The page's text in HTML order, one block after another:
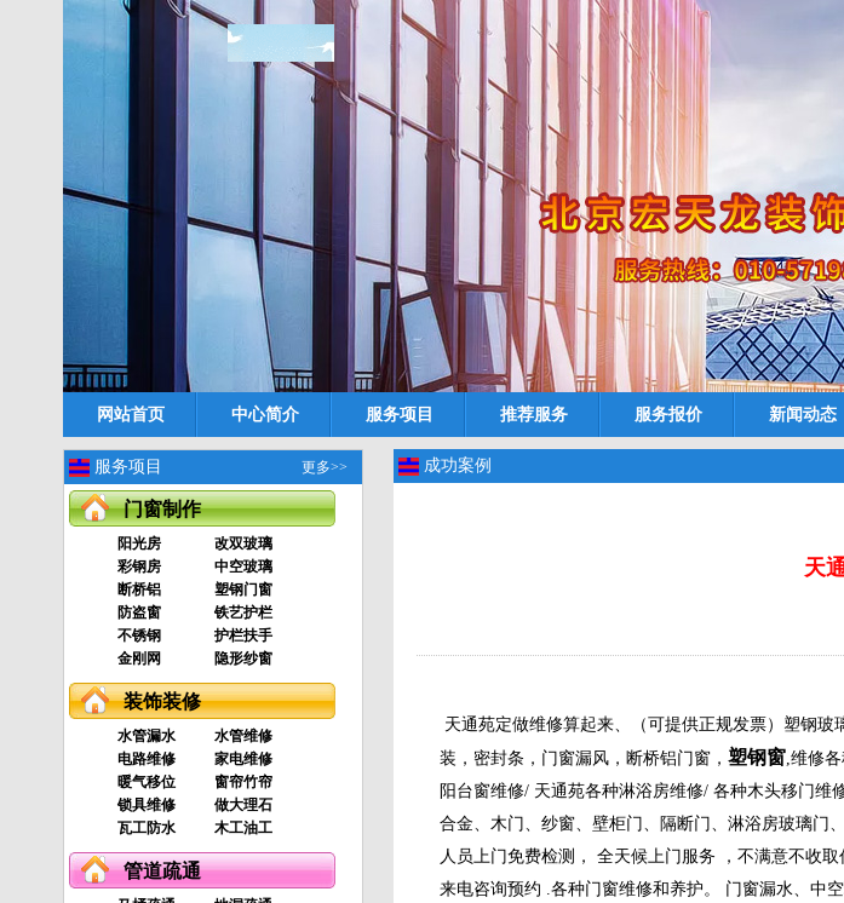
网站首页 中心简介 服务项目 推荐服务 服务报价 新闻动态
服务项目 更多>>
门窗制作
阳光房
改双玻璃
彩钢房
中空玻璃
断桥铝
塑钢门窗
防盗窗
铁艺护栏
不锈钢
护栏扶手
金刚网
隐形纱窗
装饰装修
水管漏水
水管维修
电路维修
家电维修
暖气移位
窗帘竹帘
锁具维修
做大理石
瓦工防水
木工油工
管道疏通
成功案例
天
天通苑定做维修算起来、（可提供正规发票）塑钢玻
装，密封条，门窗漏风，断桥铝门窗， 塑钢窗,维修
阳台窗维修/ 天通苑各种淋浴房维修/ 各种木头移门
合金、木门、纱窗、壁柜门、隔断门、淋浴房玻璃门
人员上门免费检测， 全天候上门服务 ，不满意不收
来电咨询预约 .各种门窗维修和养护。 门窗漏水、中